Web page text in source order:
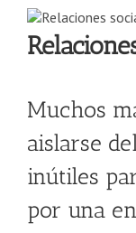
Muchos
aislarse
inútiles
por una